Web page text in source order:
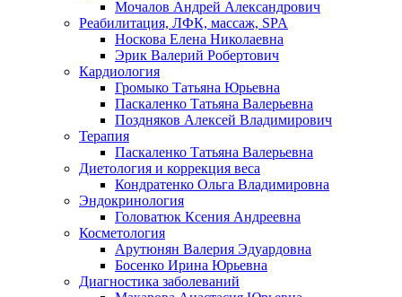
Мочалов Андрей Александрович
Реабилитация, ЛФК, массаж, SPA
Носкова Елена Николаевна
Эрик Валерий Робертович
Кардиология
Громыко Татьяна Юрьевна
Паскаленко Татьяна Валерьевна
Поздняков Алексей Владимирович
Терапия
Паскаленко Татьяна Валерьевна
Диетология и коррекция веса
Кондратенко Ольга Владимировна
Эндокринология
Головатюк Ксения Андреевна
Косметология
Арутюнян Валерия Эдуардовна
Босенко Ирина Юрьевна
Диагностика заболеваний